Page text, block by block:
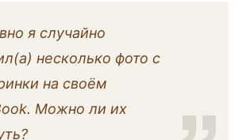
я случайно
несколько фото с
на своём
Можно ли их